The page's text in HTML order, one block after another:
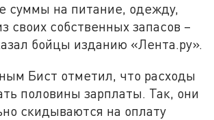
суммы на питание, одежду,
своих собственных запасов –
бойцы изданию «Лента.ру».
Бист отметил, что расходы
половины зарплаты. Так, они
скидываются на оплату